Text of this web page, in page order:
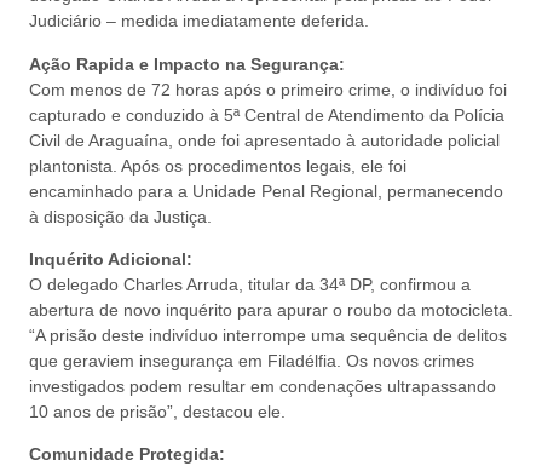
Judiciário – medida imediatamente deferida.
Ação Rapida e Impacto na Segurança:
Com menos de 72 horas após o primeiro crime, o indivíduo foi
capturado e conduzido à 5ª Central de Atendimento da Polícia
Civil de Araguaína, onde foi apresentado à autoridade policial
plantonista. Após os procedimentos legais, ele foi
encaminhado para a Unidade Penal Regional, permanecendo
à disposição da Justiça.
Inquérito Adicional:
O delegado Charles Arruda, titular da 34ª DP, confirmou a
abertura de novo inquérito para apurar o roubo da motocicleta.
“A prisão deste indivíduo interrompe uma sequência de delitos
que geraviem insegurança em Filadélfia. Os novos crimes
investigados podem resultar em condenações ultrapassando
10 anos de prisão”, destacou ele.
Comunidade Protegida: